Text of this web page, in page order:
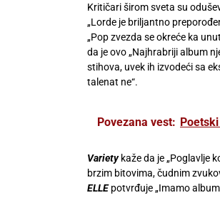
Kritičari širom sveta su
„Lorde je briljantno
„Pop zvezda se okreće ka
da je ovo „Najhrabriji album
stihova, uvek ih izvodeći sa
talenat ne“.
Povezana vest:
Varietykaže da je „Poglavlje
brzim bitovima, čudnim
ELLEpotvrđuje „Imamo album